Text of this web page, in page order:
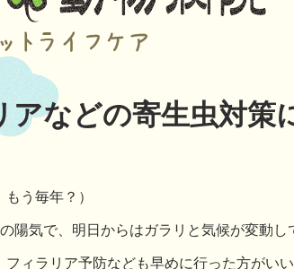
アなどの寄生虫対策
う毎年？）
陽気で、明日からはガラリと気候が変動し
ィラリア予防なども早めに行った方がい